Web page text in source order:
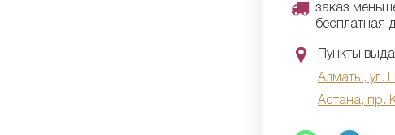
заказ
бесплатная
Пункты
Алматы, ул.
Астана, пр.